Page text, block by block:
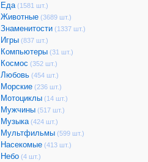
Еда (1581 шт.)
Животные (3689 шт.)
Знаменитости (1337 шт.)
Игры (837 шт.)
Компьютеры (31 шт.)
Космос (352 шт.)
Любовь (454 шт.)
Морские (236 шт.)
Мотоциклы (14 шт.)
Мужчины (517 шт.)
Музыка (424 шт.)
Мультфильмы (599 шт.)
Насекомые (413 шт.)
Небо (4 шт.)